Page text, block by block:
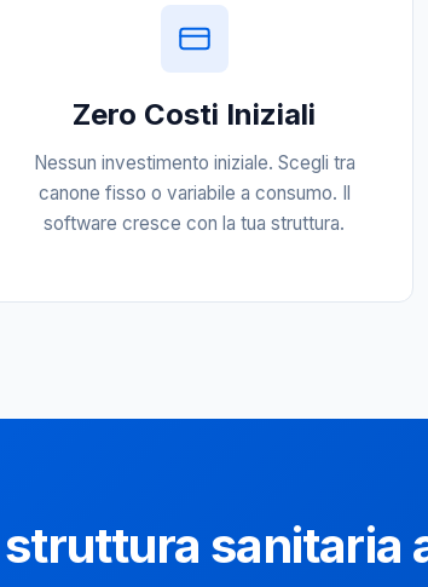
Zero Costi Iniziali
Nessun investimento iniziale. Scegli tra
canone fisso o variabile a consumo. Il
software cresce con la tua struttura.
sanitaria